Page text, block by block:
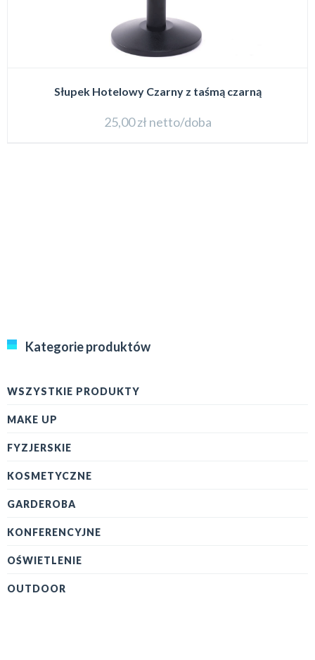
Słupek Hotelowy Czarny z taśmą czarną
25,00zł netto/doba
Kategorie produktów
WSZYSTKIE PRODUKTY
MAKE UP
FYZJERSKIE
KOSMETYCZNE
GARDEROBA
KONFERENCYJNE
OŚWIETLENIE
OUTDOOR